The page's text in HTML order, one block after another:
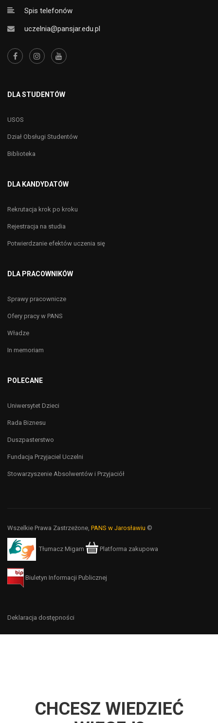
Spis telefonów
uczelnia@pansjar.edu.pl
DLA STUDENTÓW
USOS
Dział Obsługi Studentów
Biblioteka
DLA KANDYDATÓW
Rekrutacja krok po kroku
Rejestracja na studia
Potwierdzanie efektów uczenia się
DLA PRACOWNIKÓW
Sprawy pracownicze
Ofery pracy w PANS
Władze
In memoriam
POLECANE
Uniwersytet Dzieci
Rada Biznesu
Duszpasterstwo
Fundacja Przyjaciel Uczelni
Stowarzyszenie Absolwentów i Przyjaciół
Wszelkie Prawa Zastrzeżone, PANS w Jarosławiu ©
Tłumacz Migam Platforma zakupowa
Biuletyn Informacji Publicznej
Deklaracja dostępności
CHCESZ WIEDZIEĆ